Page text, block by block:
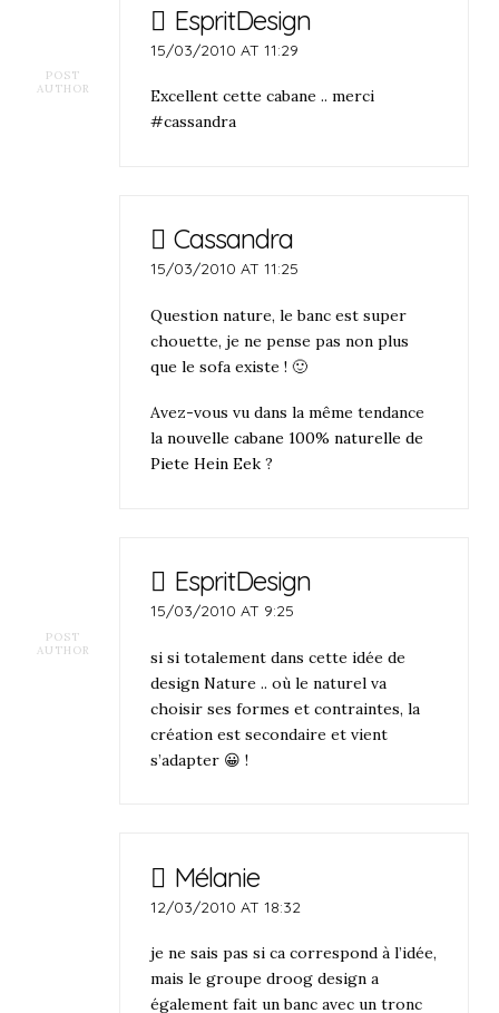
POST
AUTHOR
EspritDesign
15/03/2010 AT 11:29
Excellent cette cabane .. merci
#cassandra
Cassandra
15/03/2010 AT 11:25
Question nature, le banc est super
chouette, je ne pense pas non plus
que le sofa existe ! 🙂
Avez-vous vu dans la même tendance
lanouvelle cabane 100% naturelle de
Piete Hein Eek?
POST
AUTHOR
EspritDesign
15/03/2010 AT 9:25
si si totalement dans cette idée de
design Nature .. où le naturel va
choisir ses formes et contraintes, la
création est secondaire et vient
s’adapter 😀 !
Mélanie
12/03/2010 AT 18:32
je ne sais pas si ca correspond à l’idée,
mais le groupe droog design a
également fait un banc avec un tronc